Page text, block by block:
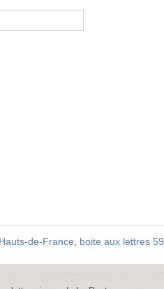
de-France, boite aux lettres 59